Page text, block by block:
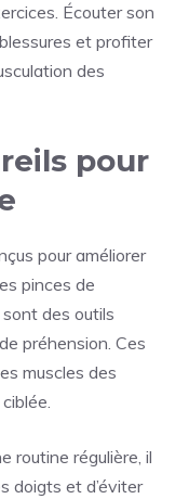
Écouter son
et profiter
des
pour
pour améliorer
pinces de
des outils
de préhension. Ces
muscles des
routine régulière, il
doigts et d’éviter